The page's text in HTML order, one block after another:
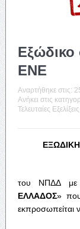
ΕΝΕ
Αναρτήθηκε στις:
Ανήκει στις
Τελευταίες Εξελίξεις
του ΝΠΔΔ με
ΕΛΛΑΔΟΣ»
εκπροσωπείται